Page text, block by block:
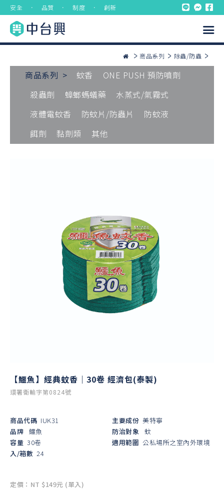
安全 ． 品質 ． 制度 ． 創新
商品系列 除蟲/防蟲
商品系列 > 蚊香
ONE PUSH 預防噴劑
殺蟲劑
蟑螂螞蟻藥
水蒸式/氣霧式
液體電蚊香
防蚊片/防蟲片
防蚊液
餌劑
黏劑類 其他
【鱷魚】經典蚊香｜30卷 經濟包(泰製)
環署衛輸字第0824號
商品代碼 IUK31
品牌 鱷魚
容量 30卷
入/箱數 24
主要成份 美特寧
防治對象 蚊
適用範圍 公私場所之室內外環境
定價：NT $149元 (單入)